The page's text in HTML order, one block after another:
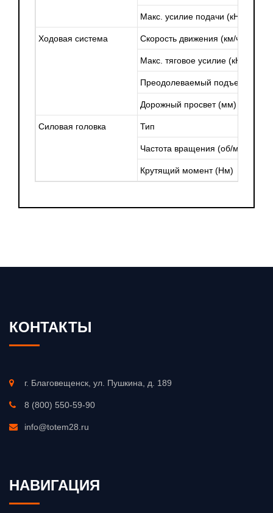
Макс. усилие подачи (кН)
Ходовая система Скорость движения (км/ч)
Макс. тяговое усилие (кН)
Преодолеваемый подъем (°)
Дорожный просвет (мм)
Силовая головка Тип
Частота вращения (об/мин)
Крутящий момент (Нм)
КОНТАКТЫ
г. Благовещенск, ул. Пушкина, д. 189
8 (800) 550-59-90
info@totem28.ru
НАВИГАЦИЯ